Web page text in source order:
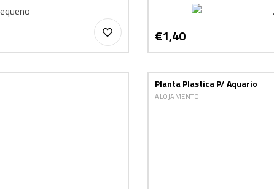
€1,40
Planta Plastica P/ Aquario
ALOJAMENTO